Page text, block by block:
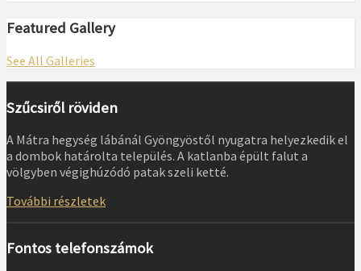
Featured Gallery
See All Galleries
Szűcsiről röviden
A Mátra hegység lábánál Gyöngyöstől nyugatra helyezkedik el
a dombok határolta település. A katlanba épült falut a
völgyben végighúzódó patak szeli ketté.
További részletek
Fontos telefonszámok